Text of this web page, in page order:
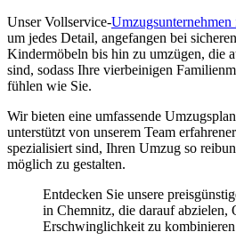
Unser Vollservice-
um jedes Detail, angefangen bei
Kindermöbeln bis hin zu umzügen, die
sind, sodass Ihre vierbeinigen
fühlen wie Sie.
Wir bieten eine umfassende
unterstützt von unserem Team erfahrener
spezialisiert sind, Ihren Umzug so
möglich zu gestalten.
Entdecken Sie unsere
in Chemnitz, die darauf abzielen,
Erschwinglichkeit zu